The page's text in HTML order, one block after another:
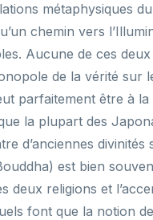
métaphysiques
chemin vers
Aucune de ces
de la vérité sur
parfaitement être à
la plupart des
d’anciennes
est bien
deux religions et
font que la notion de